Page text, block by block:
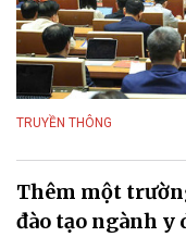
TRUYỀN THÔNG
Thêm một
đào tạo ngành y